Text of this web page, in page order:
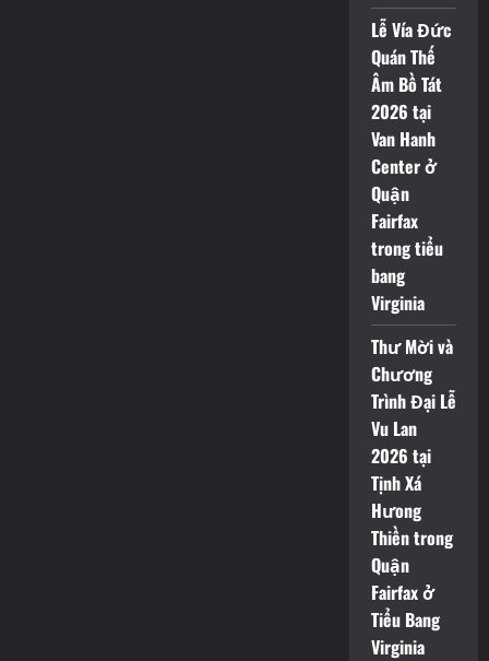
Lễ Vía Đức
Quán Thế
Âm Bồ Tát
2026 tại
Van Hanh
Center ở
Quận
Fairfax
trong tiểu
bang
Virginia
Thư Mời và
Chương
Trình Đại Lễ
Vu Lan
2026 tại
Tịnh Xá
Hưong
Thiền trong
Quận
Fairfax ở
Tiểu Bang
Virginia